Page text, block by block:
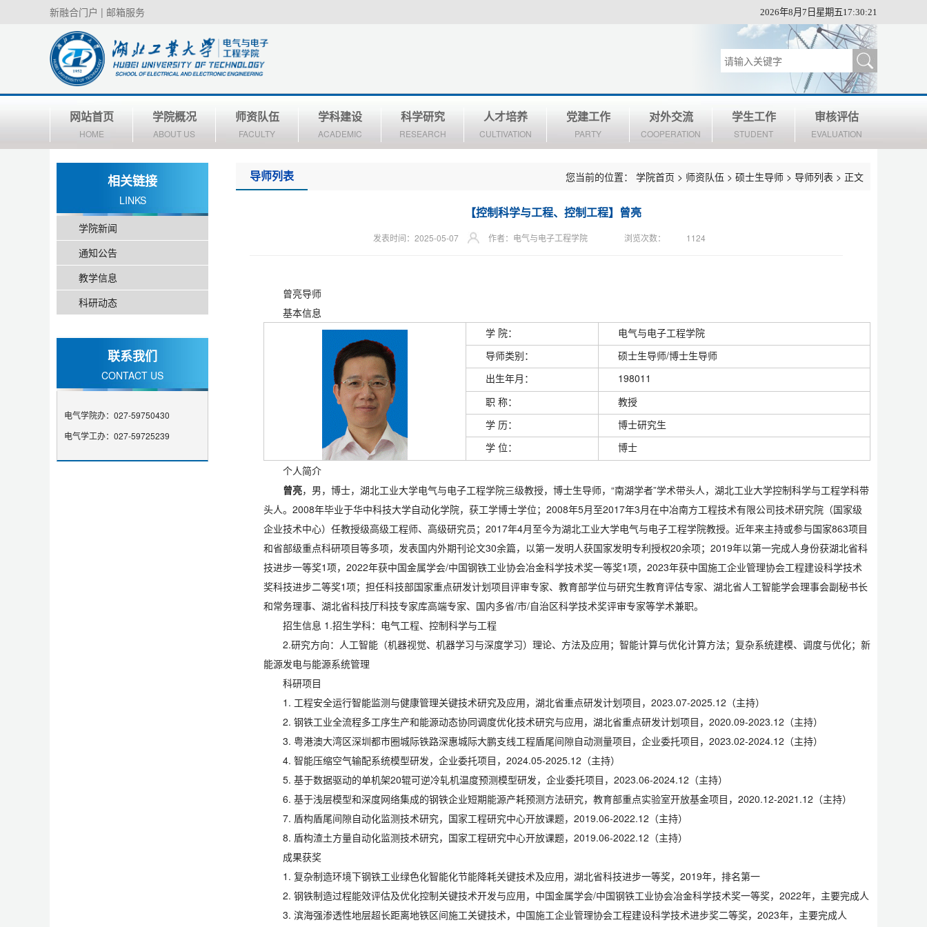
新融合门户 | 邮箱服务 2026年8月7日星期五17:30:21
网站首页
HOME
学院概况
ABOUT US
师资队伍
FACULTY
学科建设
ACADEMIC
科学研究
RESEARCH
人才培养
CULTIVATION
党建工作
PARTY
对外交流
COOPERATION
学生工作
STUDENT
审核评估
EVALUATION
相关链接
LINKS
学院新闻
通知公告
教学信息
科研动态
联系我们
CONTACT US
电气学院办：027-59750430
电气学工办：027-59725239
导师列表 您当前的位置： 学院首页 > 师资队伍 > 硕士生导师 > 导师列表 > 正文
【控制科学与工程、控制工程】曾亮
发表时间：2025-05-07 作者：电气与电子工程学院 浏览次数： 1124
曾亮导师
基本信息
学 院：
电气与电子工程学院
导师类别：
硕士生导师/博士生导师
出生年月：
198011
职 称：
教授
学 历：
博士研究生
学 位：
博士
个人简介
曾亮，男，博士，湖北工业大学电气与电子工程学院三级教授，博士生导师，“南湖学者”学术带头人，湖北工业大学控制科学与工程学科带
头人。2008年毕业于华中科技大学自动化学院，获工学博士学位；2008年5月至2017年3月在中冶南方工程技术有限公司技术研究院（国家级
企业技术中心）任教授级高级工程师、高级研究员；2017年4月至今为湖北工业大学电气与电子工程学院教授。近年来主持或参与国家863项目
和省部级重点科研项目等多项，发表国内外期刊论文30余篇，以第一发明人获国家发明专利授权20余项；2019年以第一完成人身份获湖北省科
技进步一等奖1项，2022年获中国金属学会/中国钢铁工业协会冶金科学技术奖一等奖1项，2023年获中国施工企业管理协会工程建设科学技术
奖科技进步二等奖1项；担任科技部国家重点研发计划项目评审专家、教育部学位与研究生教育评估专家、湖北省人工智能学会理事会副秘书长
和常务理事、湖北省科技厅科技专家库高端专家、国内多省/市/自治区科学技术奖评审专家等学术兼职。
招生信息 1.招生学科：电气工程、控制科学与工程
2.研究方向： 人工智能（机器视觉、机器学习与深度学习）理论、方法及应用；智能计算与优化计算方法；复杂系统建模、调度与优化；新
能源发电与能源系统管理
科研项目
1. 工程安全运行智能监测与健康管理关键技术研究及应用，湖北省重点研发计划项目，2023.07-2025.12（主持）
2. 钢铁工业全流程多工序生产和能源动态协同调度优化技术研究与应用，湖北省重点研发计划项目，2020.09-2023.12（主持）
3. 粤港澳大湾区深圳都市圈城际铁路深惠城际大鹏支线工程盾尾间隙自动测量项目，企业委托项目，2023.02-2024.12（主持）
4. 智能压缩空气输配系统模型研发，企业委托项目，2024.05-2025.12（主持）
5. 基于数据驱动的单机架20辊可逆冷轧机温度预测模型研发，企业委托项目，2023.06-2024.12（主持）
6. 基于浅层模型和深度网络集成的钢铁企业短期能源产耗预测方法研究，教育部重点实验室开放基金项目，2020.12-2021.12（主持）
7. 盾构盾尾间隙自动化监测技术研究，国家工程研究中心开放课题，2019.06-2022.12（主持）
8. 盾构渣土方量自动化监测技术研究，国家工程研究中心开放课题，2019.06-2022.12（主持）
成果获奖
1. 复杂制造环境下钢铁工业绿色化智能化节能降耗关键技术及应用，湖北省科技进步一等奖，2019年，排名第一
2. 钢铁制造过程能效评估及优化控制关键技术开发与应用，中国金属学会/中国钢铁工业协会冶金科学技术奖一等奖，2022年，主要完成人
3. 滨海强渗透性地层超长距离地铁区间施工关键技术，中国施工企业管理协会工程建设科学技术进步奖二等奖，2023年，主要完成人